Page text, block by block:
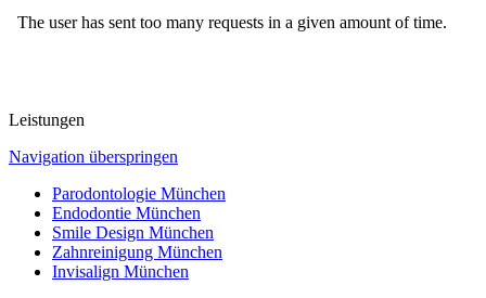
Leistungen
Navigation überspringen
Parodontologie München
Endodontie München
Smile Design München
Zahnreinigung München
Invisalign München